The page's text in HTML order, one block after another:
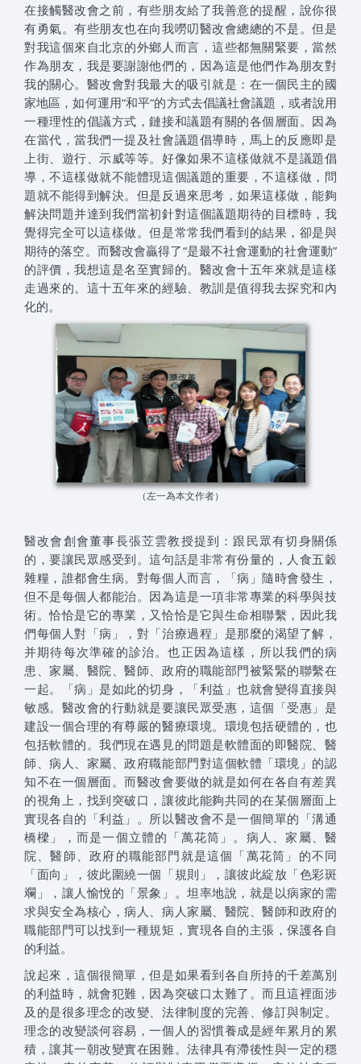
在接觸醫改會之前，有些朋友給了我善意的提醒，說你很
有勇氣。有些朋友也在向我嘮叨醫改會總總的不是。但是
對我這個來自北京的外鄉人而言，這些都無關緊要，當然
作為朋友，我是要謝謝他們的，因為這是他們作為朋友對
我的關心。醫改會對我最大的吸引就是：在一個民主的國
家地區，如何運用“和平“的方式去倡議社會議題，或者說用
一種理性的倡議方式，鏈接和議題有關的各個層面。因為
在當代，當我們一提及社會議題倡導時，馬上的反應即是
上街、遊行、示威等等。好像如果不這樣做就不是議題倡
導，不這樣做就不能體現這個議題的重要，不這樣做，問
題就不能得到解決。但是反過來思考，如果這樣做，能夠
解決問題并達到我們當初針對這個議題期待的目標時，我
覺得完全可以這樣做。但是常常我們看到的結果，卻是與
期待的落空。而醫改會贏得了“是最不社會運動的社會運動”
的評價，我想這是名至實歸的。醫改會十五年來就是這樣
走過來的。這十五年來的經驗、教訓是值得我去探究和內
化的。
（左一為本文作者）
醫改會創會董事長張苙雲教授提到：跟民眾有切身關係
的，要讓民眾感受到。這句話是非常有份量的，人食五穀
雜糧，誰都會生病。對每個人而言，「病」隨時會發生，
但不是每個人都能治。因為這是一項非常專業的科學與技
術。恰恰是它的專業，又恰恰是它與生命相聯繫，因此我
們每個人對「病」，對「治療過程」是那麼的渴望了解，
并期待每次準確的診治。也正因為這樣，所以我們的病
患、家屬、醫院、醫師、政府的職能部門被緊緊的聯繫在
一起。「病」是如此的切身，「利益」也就會變得直接與
敏感。醫改會的行動就是要讓民眾受惠，這個「受惠」是
建設一個合理的有尊嚴的醫療環境。環境包括硬體的，也
包括軟體的。我們現在遇見的問題是軟體面的即醫院、醫
師、病人、家屬、政府職能部門對這個軟體「環境」的認
知不在一個層面。而醫改會要做的就是如何在各自有差異
的視角上，找到突破口，讓彼此能夠共同的在某個層面上
實現各自的「利益」。所以醫改會不是一個簡單的「溝通
橋樑」，而是一個立體的「萬花筒」。病人、家屬、醫
院、醫師、政府的職能部門就是這個「萬花筒」的不同
「面向」，彼此圍繞一個「規則」，讓彼此綻放「色彩斑
斕」，讓人愉悅的「景象」。坦率地說，就是以病家的需
求與安全為核心，病人、病人家屬、醫院、醫師和政府的
職能部門可以找到一種規矩，實現各自的主張，保護各自
的利益。
說起來，這個很簡單，但是如果看到各自所持的千差萬別
的利益時，就會犯難，因為突破口太難了。而且這裡面涉
及的是很多理念的改變、法律制度的完善、修訂與制定。
理念的改變談何容易，一個人的習慣養成是經年累月的累
積，讓其一朝改變實在困難。法律具有滯後性與一定的穩